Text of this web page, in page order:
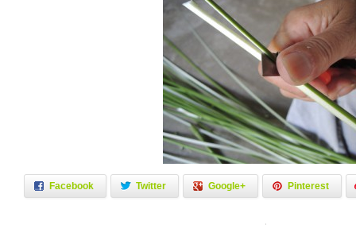
Facebook Twitter Google+ Pinterest